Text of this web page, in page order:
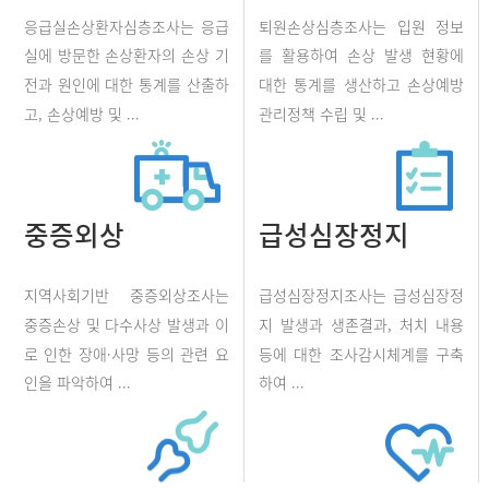
응급실손상환자심층조사는 응급
실에 방문한 손상환자의 손상 기
전과 원인에 대한 통계를 산출하
고, 손상예방 및 ...
퇴원손상심층조사는 입원 정보
를 활용하여 손상 발생 현황에
대한 통계를 생산하고 손상예방
관리정책 수립 및 ...
중증외상
지역사회기반 중증외상조사는
중증손상 및 다수사상 발생과 이
로 인한 장애·사망 등의 관련 요
인을 파악하여 ...
급성심장정지
급성심장정지조사는 급성심장정
지 발생과 생존결과, 처치 내용
등에 대한 조사감시체계를 구축
하여 ...